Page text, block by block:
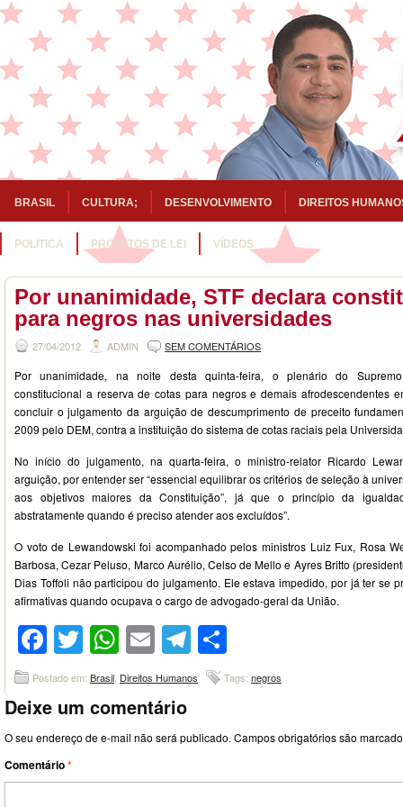
BRASIL CULTURA; DESENVOLVIMENTO DIREITOS
POLITICA PROJETOS DE LEI VÍDEOS
Por unanimidade, STF declara
para negros nas universidades
27/04/2012 ADMIN SEM COMENTÁRIOS
Por unanimidade, na noite desta quinta-feira, o plenário do
constitucional a reserva de cotas para negros e demais afrodescendentes
concluir o julgamento da arguição de descumprimento de preceito
2009 pelo DEM, contra a instituição do sistema de cotas raciais pela
No início do julgamento, na quarta-feira, o ministro-relator Ricardo
arguição, por entender ser “essencial equilibrar os critérios de seleção à
aos objetivos maiores da Constituição”, já que o princípio da
abstratamente quando é preciso atender aos excluídos”.
O voto de Lewandowski foi acompanhado pelos ministros Luiz Fux, Rosa
Barbosa, Cezar Peluso, Marco Aurélio, Celso de Mello e Ayres Britto
Dias Toffoli não participou do julgamento. Ele estava impedido, por já ter se
afirmativas quando ocupava o cargo de advogado-geral da União.
Facebook
Twitter
WhatsApp
EmailTelegram
Postado em: Brasil Direitos Humanos Tags: negros
Deixe um comentário
O seu endereço de e-mail não será publicado. Campos obrigatórios são
Comentário*